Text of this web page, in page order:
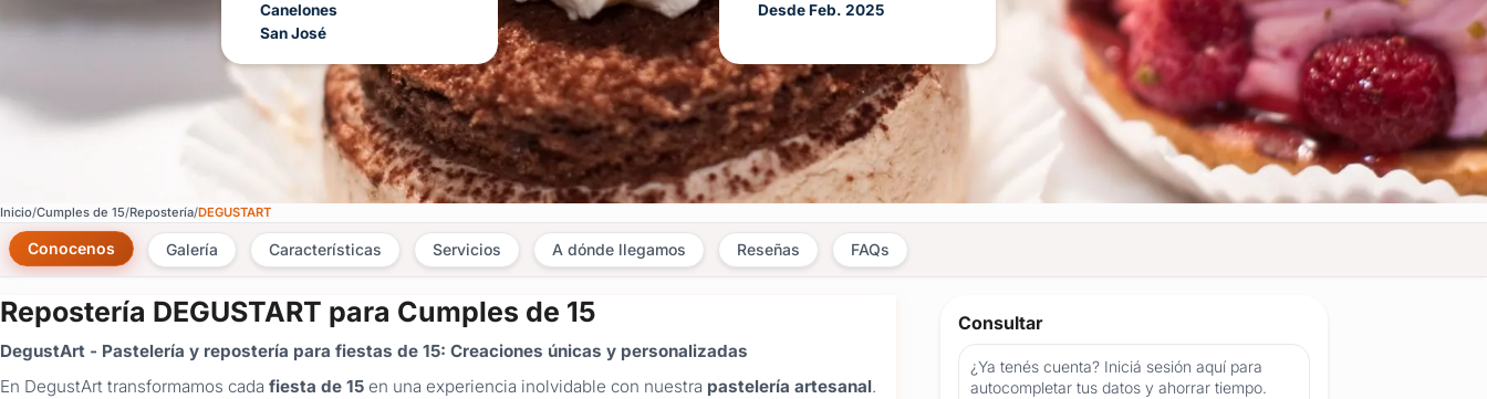
Canelones
San José
Desde Feb. 2025
Inicio Cumples de 15 Repostería DEGUSTART
Conocenos Galería Características Servicios A dónde llegamos Reseñas FAQs
Repostería DEGUSTART para Cumples de 15
DegustArt - Pastelería y repostería para fiestas de 15: Creaciones únicas y personalizadas
En DegustArt transformamos cada fiesta de 15 en una experiencia inolvidable con nuestra pastelería artesanal.
Consultar
¿Ya tenés cuenta? Iniciá sesión aquí para
autocompletar tus datos y ahorrar tiempo.